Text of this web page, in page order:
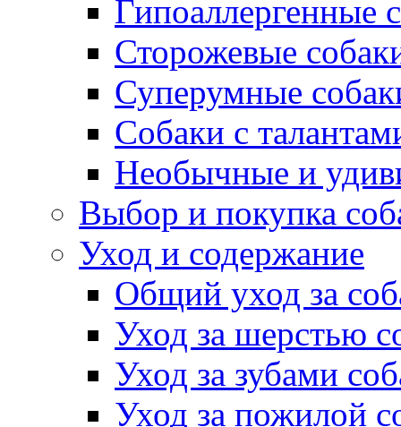
Гипоаллергенные
Сторожевые
Суперумные
Собаки с
Необычные и
Выбор и покупка
Уход и содержание
Общий уход за
Уход за шерстью
Уход за зубами
Уход за пожилой